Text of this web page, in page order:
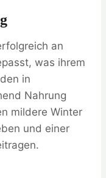
an
was ihrem
in
Nahrung
mildere Winter
und einer